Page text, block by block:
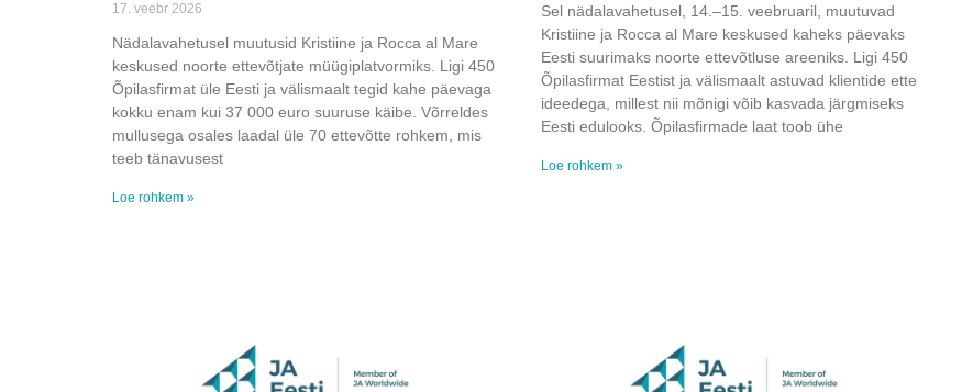
17. veebr 2026
Nädalavahetusel muutusid Kristiine ja Rocca al Mare
keskused noorte ettevõtjate müügiplatvormiks. Ligi 450
Õpilasfirmat üle Eesti ja välismaalt tegid kahe päevaga
kokku enam kui 37 000 euro suuruse käibe. Võrreldes
mullusega osales laadal üle 70 ettevõtte rohkem, mis
teeb tänavusest
Loe rohkem »
Sel nädalavahetusel, 14.–15. veebruaril, muutuvad
Kristiine ja Rocca al Mare keskused kaheks päevaks
Eesti suurimaks noorte ettevõtluse areeniks. Ligi 450
Õpilasfirmat Eestist ja välismaalt astuvad klientide ette
ideedega, millest nii mõnigi võib kasvada järgmiseks
Eesti edulooks. Õpilasfirmade laat toob ühe
Loe rohkem »